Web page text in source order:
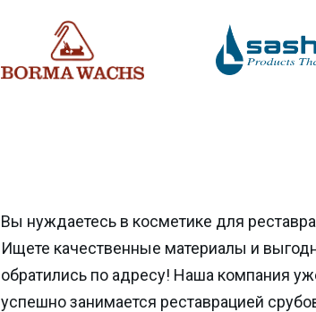
Вы нуждаетесь в косметике для
Ищете качественные материалы и
обратились по адресу! Наша компания
успешно занимается реставрацией